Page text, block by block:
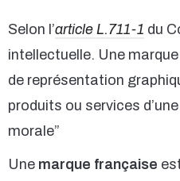
Selon l’article L.711-1 du
intellectuelle. Une
de représentation
produits ou services
morale”
Une marque française